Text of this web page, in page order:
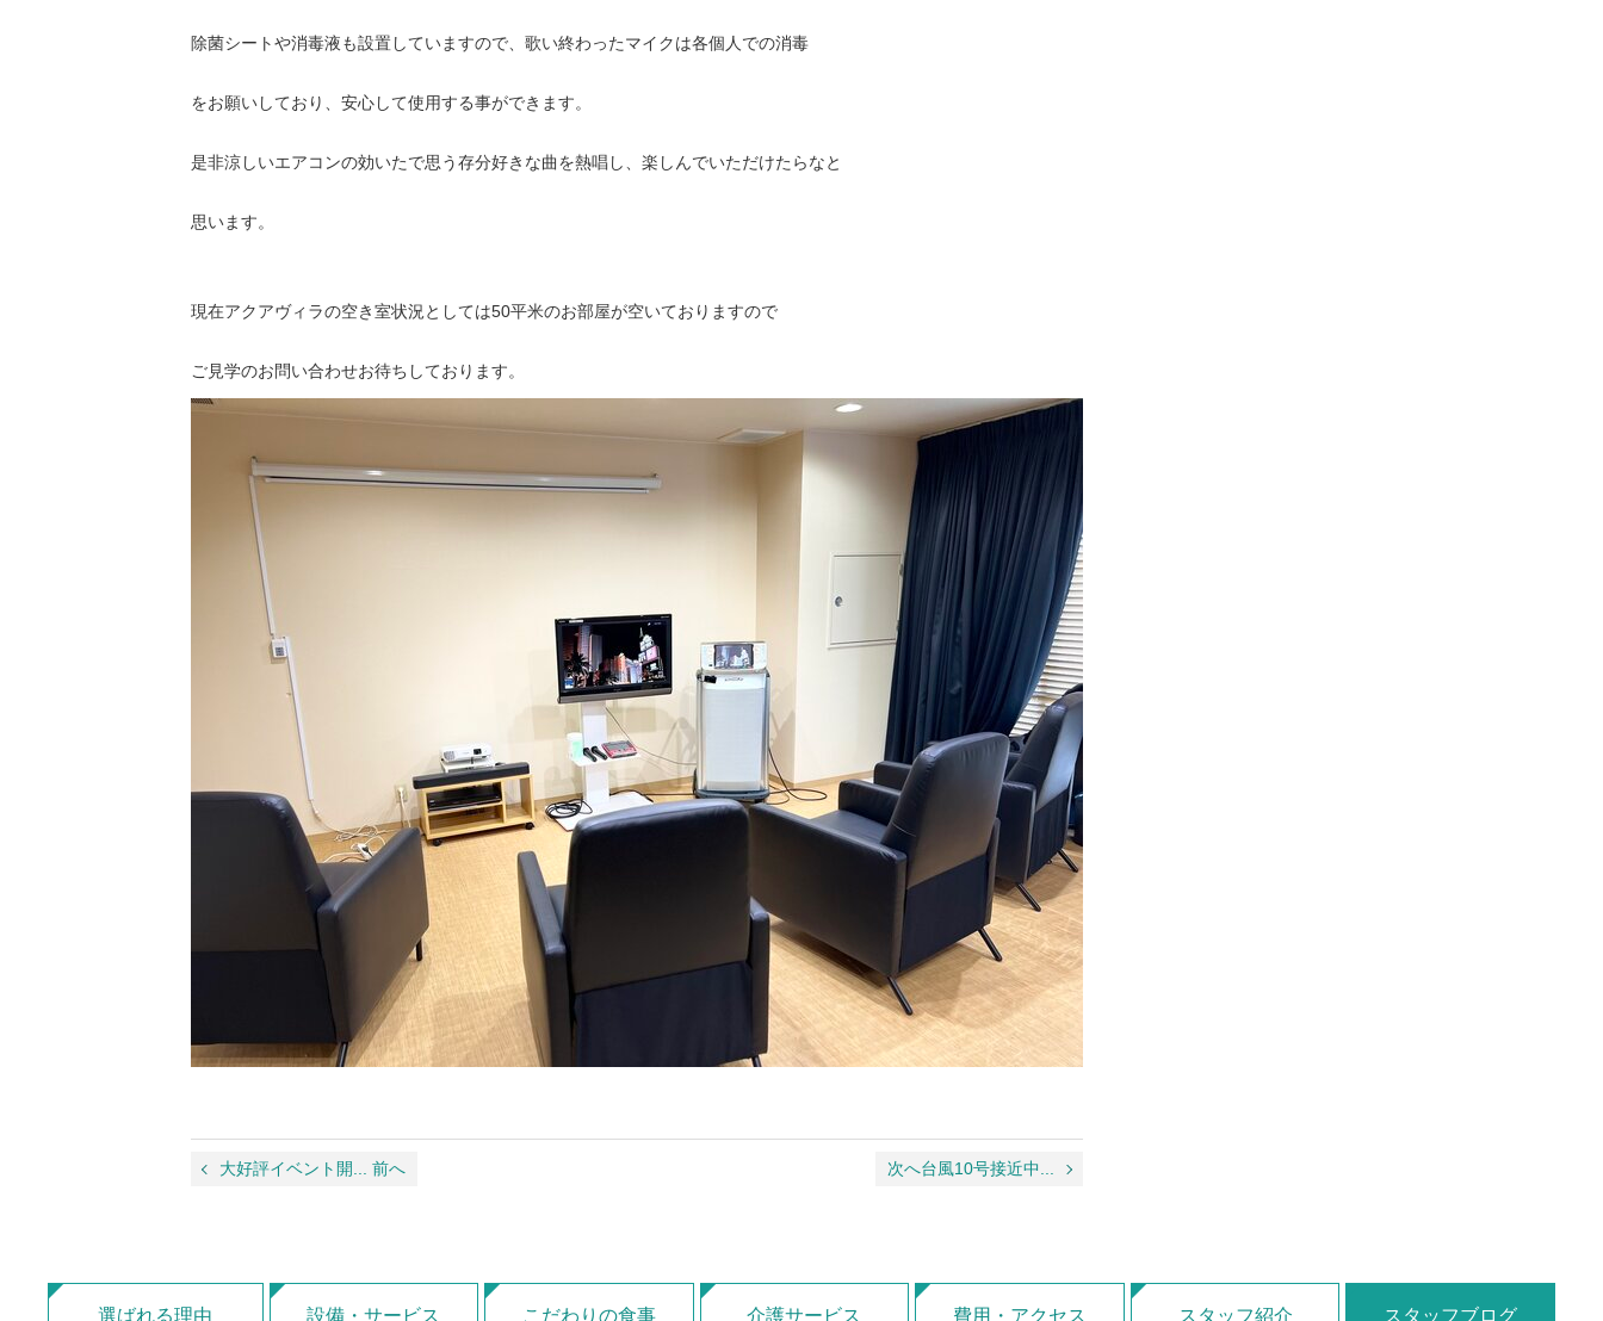
除菌シートや消毒液も設置していますので、歌い終わったマイクは各個人での消毒
をお願いしており、安心して使用する事ができます。
是非涼しいエアコンの効いたで思う存分好きな曲を熱唱し、楽しんでいただけたらなと
思います。
現在アクアヴィラの空き室状況としては50平米のお部屋が空いておりますので
ご見学のお問い合わせお待ちしております。
大好評イベント開... 前へ 次へ台風10号接近中...
選ばれる理由 設備・サービス こだわりの食事 介護サービス 費用・アクセス スタッフ紹介 スタッフブログ